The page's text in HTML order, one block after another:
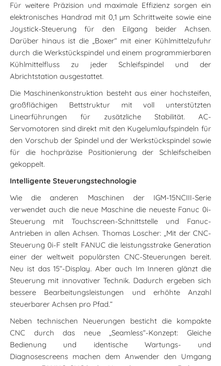
Für weitere Präzision und maximale Effizienz sorgen ein
elektronisches Handrad mit 0,1 µm Schrittweite sowie eine
Joystick-Steuerung für den Eilgang beider Achsen.
Darüber hinaus ist die „Boxer“ mit einer Kühlmittelzufuhr
durch die Werkstückspindel und einem programmierbaren
Kühlmittelfluss zu jeder Schleifspindel und der
Abrichtstation ausgestattet.
Die Maschinenkonstruktion besteht aus einer hochsteifen,
großflächigen Bettstruktur mit voll unterstützten
Linearführungen für zusätzliche Stabilität. AC-
Servomotoren sind direkt mit den Kugelumlaufspindeln für
den Vorschub der Spindel und der Werkstückspindel sowie
für die hochpräzise Positionierung der Schleifscheiben
gekoppelt.
Intelligente Steuerungstechnologie
Wie die anderen Maschinen der IGM-15NCIII-Serie
verwendet auch die neue Maschine die neueste Fanuc 0i-
Steuerung mit Touchscreen-Schnittstelle und Fanuc-
Antrieben in allen Achsen. Thomas Loscher: „Mit der CNC-
Steuerung 0i-F stellt FANUC die leistungsstrake Generation
einer der weltweit populärsten CNC-Steuerungen bereit.
Neu ist das 15“-Display. Aber auch Im Inneren glänzt die
Steuerung mit innovativer Technik. Dadurch ergeben sich
bessere Bearbeitungsleistungen und erhöhte Anzahl
steuerbarer Achsen pro Pfad.“
Neben technischen Neuerungen besticht die kompakte
CNC durch das neue „Seamless“-Konzept: Gleiche
Bedienung und identische Wartungs- und
Diagnosescreens machen dem Anwender den Umgang